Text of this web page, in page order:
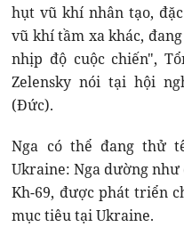
hụt vũ khí nhân tạo,
vũ khí tầm xa khác,
nhịp độ cuộc chiến",
Zelensky nói tại hội
(Đức).
Nga có thể đang thử
Ukraine: Nga dường
Kh-69, được phát triển
mục tiêu tại Ukraine.